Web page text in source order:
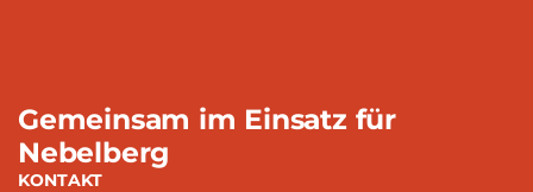
Gemeinsam im Einsatz für
Nebelberg
KONTAKT